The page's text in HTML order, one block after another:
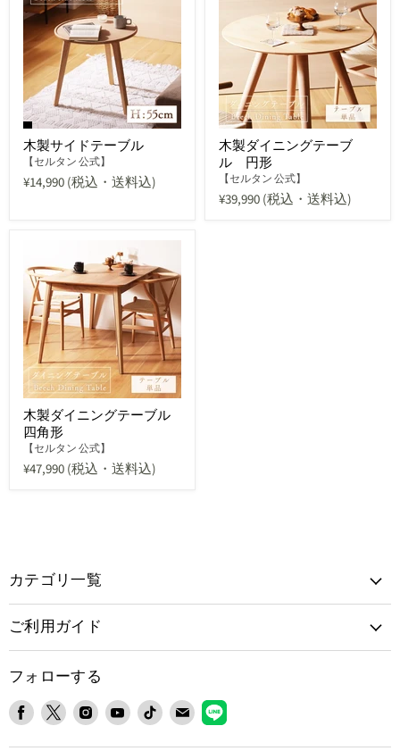
木製サイドテーブル
【セルタン 公式】
¥14,990(税込・送料込)
木製ダイニングテーブ
ル 円形
【セルタン 公式】
¥39,990(税込・送料込)
木製ダイニングテーブル
四角形
【セルタン 公式】
¥47,990(税込・送料込)
カテゴリ一覧
ご利用ガイド
フォローする
Facebook
X
InstagramYouTubeTikTokE
メ
LINE